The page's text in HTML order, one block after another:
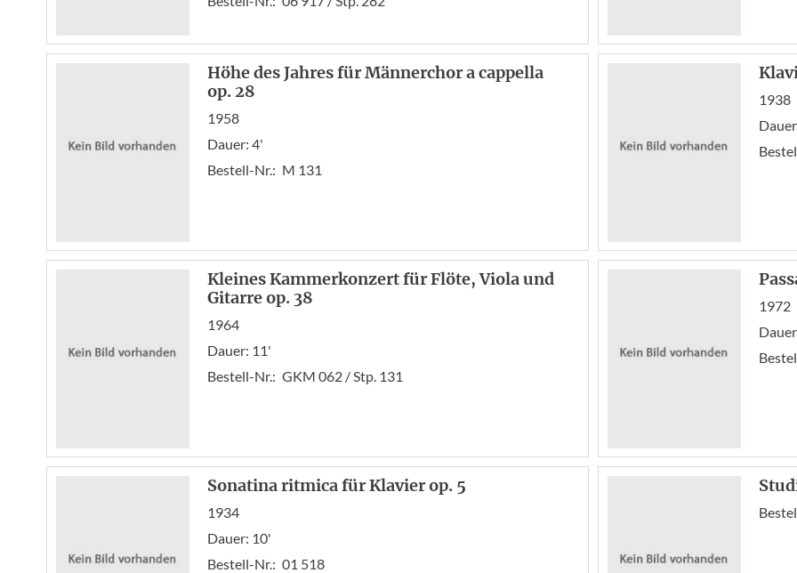
Höhe des Jahres für Männerchor a cappella
op. 28
1958
Dauer: 4'
Bestell-Nr.: M 131
1938
Kleines Kammerkonzert für Flöte, Viola und
Gitarre op. 38
1964
Dauer: 11'
Bestell-Nr.: GKM 062 / Stp. 131
1972
Sonatina ritmica für Klavier op. 5
1934
Dauer: 10'
Bestell-Nr.: 01 518